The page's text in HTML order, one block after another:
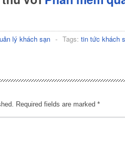
lý khách sạn - Tags: tin tức khách
Required fields are marked *